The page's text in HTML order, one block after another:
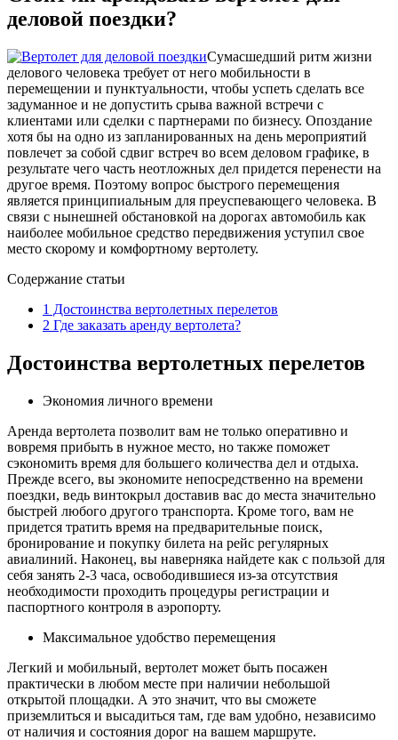
деловой поездки?
Сумасшедший ритм жизни
делового человека требует от него мобильности в
перемещении и пунктуальности, чтобы успеть сделать все
задуманное и не допустить срыва важной встречи с
клиентами или сделки с партнерами по бизнесу. Опоздание
хотя бы на одно из запланированных на день мероприятий
повлечет за собой сдвиг встреч во всем деловом графике, в
результате чего часть неотложных дел придется перенести на
другое время. Поэтому вопрос быстрого перемещения
является принципиальным для преуспевающего человека. В
связи с нынешней обстановкой на дорогах автомобиль как
наиболее мобильное средство передвижения уступил свое
место скорому и комфортному вертолету.
Содержание статьи
1 Достоинства вертолетных перелетов
2 Где заказать аренду вертолета?
Достоинства вертолетных перелетов
Экономия личного времени
Аренда вертолета позволит вам не только оперативно и
вовремя прибыть в нужное место, но также поможет
сэкономить время для большего количества дел и отдыха.
Прежде всего, вы экономите непосредственно на времени
поездки, ведь винтокрыл доставив вас до места значительно
быстрей любого другого транспорта. Кроме того, вам не
придется тратить время на предварительные поиск,
бронирование и покупку билета на рейс регулярных
авиалиний. Наконец, вы наверняка найдете как с пользой для
себя занять 2-3 часа, освободившиеся из-за отсутствия
необходимости проходить процедуры регистрации и
паспортного контроля в аэропорту.
Максимальное удобство перемещения
Легкий и мобильный, вертолет может быть посажен
практически в любом месте при наличии небольшой
открытой площадки. А это значит, что вы сможете
приземлиться и высадиться там, где вам удобно, независимо
от наличия и состояния дорог на вашем маршруте.